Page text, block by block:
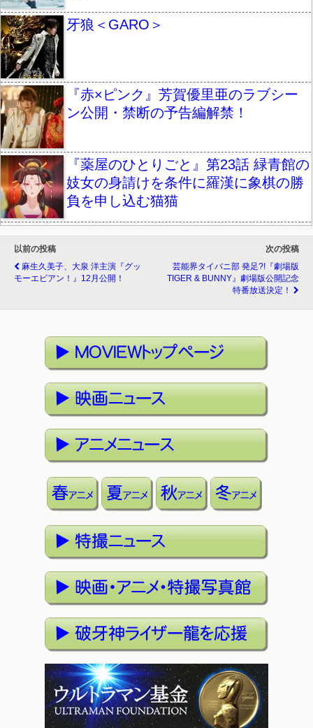
牙狼＜GARO＞
『赤×ピンク』芳賀優里亜のラブシー
ン公開・禁断の予告編解禁！
『薬屋のひとりごと』第23話 緑青館の
妓女の身請けを条件に羅漢に象棋の勝
負を申し込む猫猫
以前の投稿
麻生久美子、大泉 洋主演『グッ
モーエビアン！』12月公開！
次の投稿
芸能界タイバニ部 発足?!『劇場版
TIGER & BUNNY』劇場版公開記念
特番放送決定！